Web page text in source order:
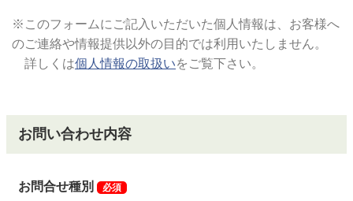
※このフォームにご記入いただいた個人情報は、お客様へ
のご連絡や情報提供以外の目的では利用いたしません。
詳しくは個人情報の取扱いをご覧下さい。
お問い合わせ内容
お問合せ種別 必須